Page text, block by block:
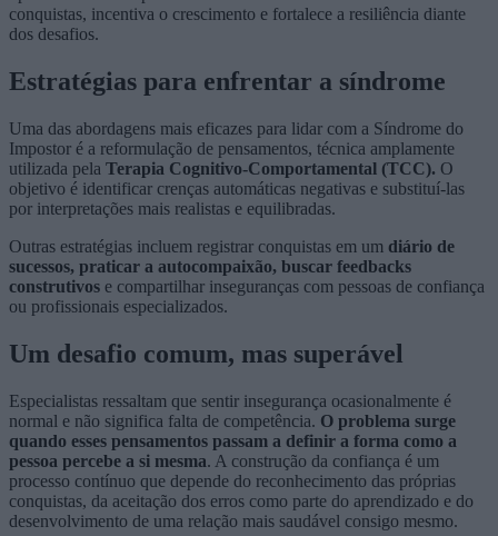
conquistas, incentiva o crescimento e fortalece a resiliência diante
dos desafios.
Estratégias para enfrentar a síndrome
Uma das abordagens mais eficazes para lidar com a Síndrome do
Impostor é a reformulação de pensamentos, técnica amplamente
utilizada pela Terapia Cognitivo-Comportamental (TCC). O
objetivo é identificar crenças automáticas negativas e substituí-las
por interpretações mais realistas e equilibradas.
Outras estratégias incluem registrar conquistas em um diário de
sucessos, praticar a autocompaixão, buscar feedbacks
construtivos e compartilhar inseguranças com pessoas de confiança
ou profissionais especializados.
Um desafio comum, mas superável
Especialistas ressaltam que sentir insegurança ocasionalmente é
normal e não significa falta de competência. O problema surge
quando esses pensamentos passam a definir a forma como a
pessoa percebe a si mesma. A construção da confiança é um
processo contínuo que depende do reconhecimento das próprias
conquistas, da aceitação dos erros como parte do aprendizado e do
desenvolvimento de uma relação mais saudável consigo mesmo.